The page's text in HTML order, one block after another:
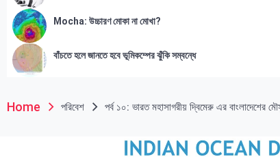
Mocha: উচ্চারণ মোকা না মোখা?
বাঁচতে হলে জানতে হবে ভূমিকম্পের ঝুঁকি সম্বন্ধে
Home পরিবেশ পর্ব ১০: ভারত মহাসাগরীয় দ্বিমেরু এর বাংলাদেশের